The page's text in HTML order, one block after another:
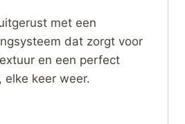
met een
dat zorgt voor
en een perfect
elke keer weer.